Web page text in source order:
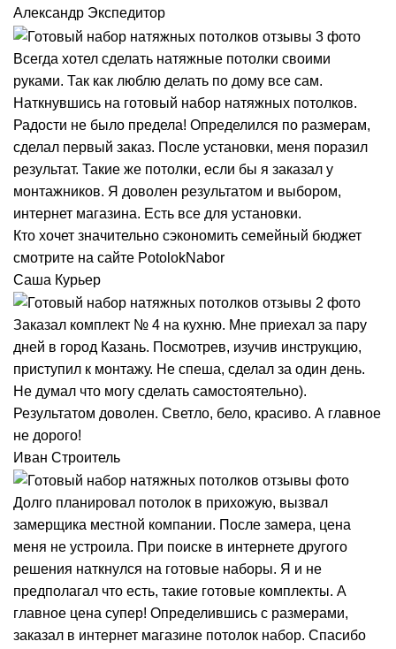
Александр Экспедитор
Всегда хотел сделать натяжные потолки своими
руками. Так как люблю делать по дому все сам.
Наткнувшись на готовый набор натяжных потолков.
Радости не было предела! Определился по размерам,
сделал первый заказ. После установки, меня поразил
результат. Такие же потолки, если бы я заказал у
монтажников. Я доволен результатом и выбором,
интернет магазина. Есть все для установки.
Кто хочет значительно сэкономить семейный бюджет
смотрите на сайте PotolokNabor
Саша Курьер
Заказал комплект № 4 на кухню. Мне приехал за пару
дней в город Казань. Посмотрев, изучив инструкцию,
приступил к монтажу. Не спеша, сделал за один день.
Не думал что могу сделать самостоятельно).
Результатом доволен. Светло, бело, красиво. А главное
не дорого!
Иван Строитель
Долго планировал потолок в прихожую, вызвал
замерщика местной компании. После замера, цена
меня не устроила. При поиске в интернете другого
решения наткнулся на готовые наборы. Я и не
предполагал что есть, такие готовые комплекты. А
главное цена супер! Определившись с размерами,
заказал в интернет магазине потолок набор. Спасибо